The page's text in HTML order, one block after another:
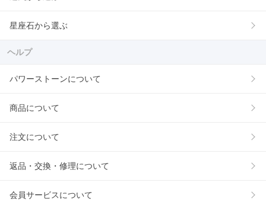
星座石から選ぶ
ヘルプ
パワーストーンについて
商品について
注文について
返品・交換・修理について
会員サービスについて